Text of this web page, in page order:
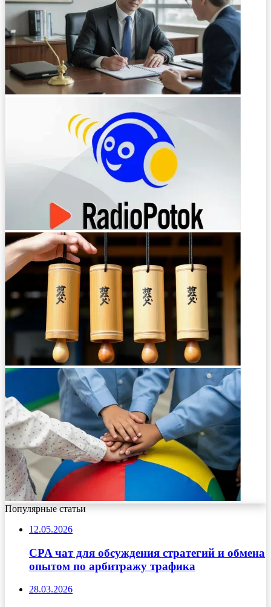
Популярные статьи
12.05.2026
CPA чат для обсуждения стратегий и обмена
опытом по арбитражу трафика
28.03.2026